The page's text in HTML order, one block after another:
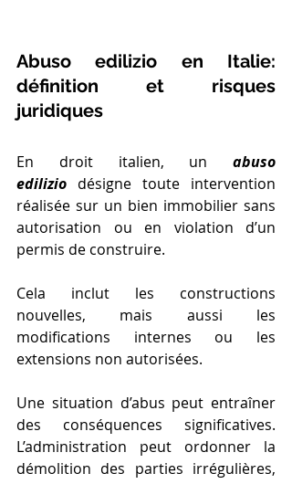
Abuso edilizio en Italie:
définition et risques
juridiques
En droit italien, un abuso
edilizio désigne toute intervention
réalisée sur un bien immobilier sans
autorisation ou en violation d’un
permis de construire.
Cela inclut les constructions
nouvelles, mais aussi les
modifications internes ou les
extensions non autorisées.
Une situation d’abus peut entraîner
des conséquences significatives.
L’administration peut ordonner la
démolition des parties irrégulières,